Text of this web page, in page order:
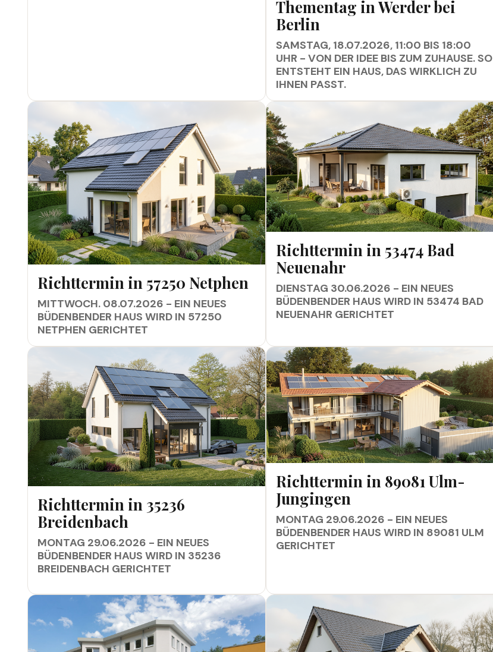
Thementag in Werder bei
Berlin
SAMSTAG, 18.07.2026, 11:00 BIS 18:00
UHR - VON DER IDEE BIS ZUM ZUHAUSE. SO
ENTSTEHT EIN HAUS, DAS WIRKLICH ZU
IHNEN PASST.
Richttermin in 57250 Netphen
MITTWOCH. 08.07.2026 - EIN NEUES
BÜDENBENDER HAUS WIRD IN 57250
NETPHEN GERICHTET
Richttermin in 53474 Bad
Neuenahr
DIENSTAG 30.06.2026 - EIN NEUES
BÜDENBENDER HAUS WIRD IN 53474 BAD
NEUENAHR GERICHTET
Richttermin in 35236
Breidenbach
MONTAG 29.06.2026 - EIN NEUES
BÜDENBENDER HAUS WIRD IN 35236
BREIDENBACH GERICHTET
Richttermin in 89081 Ulm-
Jungingen
MONTAG 29.06.2026 - EIN NEUES
BÜDENBENDER HAUS WIRD IN 89081 ULM
GERICHTET